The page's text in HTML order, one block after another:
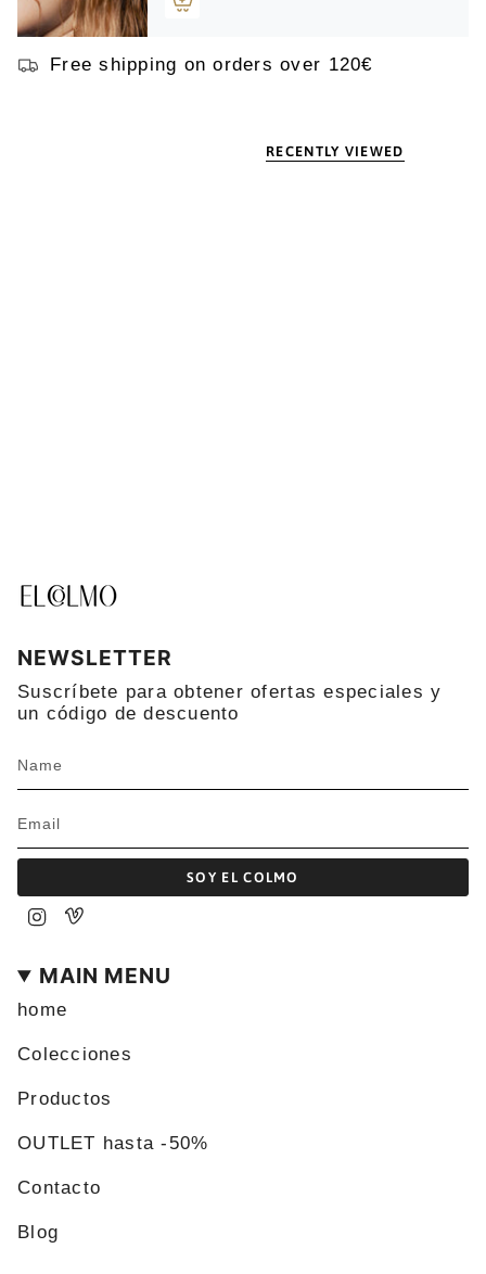
Free shipping on orders over 120€
RECENTLY VIEWED
NEWSLETTER
Suscríbete para obtener ofertas especiales y
un código de descuento
SOY EL COLMO
Instagram
MAIN MENU
home
Colecciones
Productos
OUTLET hasta -50%
Contacto
Blog